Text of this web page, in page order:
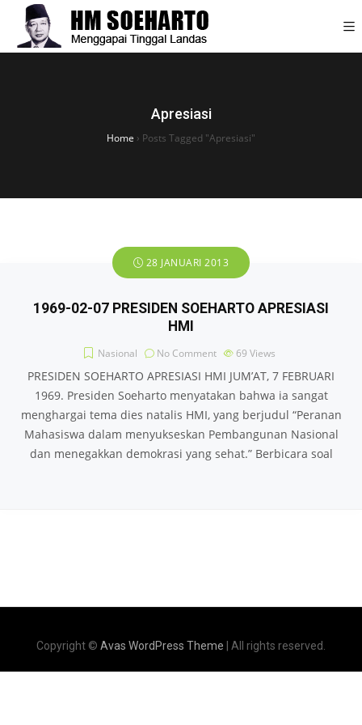
Apresiasi
Home › Posts Tagged "Apresiasi"
28 JANUARI 2013
1969-02-07 PRESIDEN SOEHARTO APRESIASI
HMI
Nasional No Comment 69 Views
PRESIDEN SOEHARTO APRESIASI HMI JUM’AT, 7 FEBRUARI
1969. Presiden Soeharto menyatakan bahwa ia sangat
menghargai tema dies natalis HMI, yang berjudul “Peranan
Mahasiswa dalam menyukseskan Pembangunan Nasional
dan menegakkan demokrasi yang sehat.” Berbicara soal
Copyright © Avas WordPress Theme | All rights reserved.